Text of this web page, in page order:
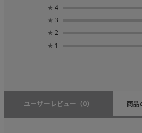
★ 4
★ 3
★ 2
★ 1
ユーザーレビュー （0） 商